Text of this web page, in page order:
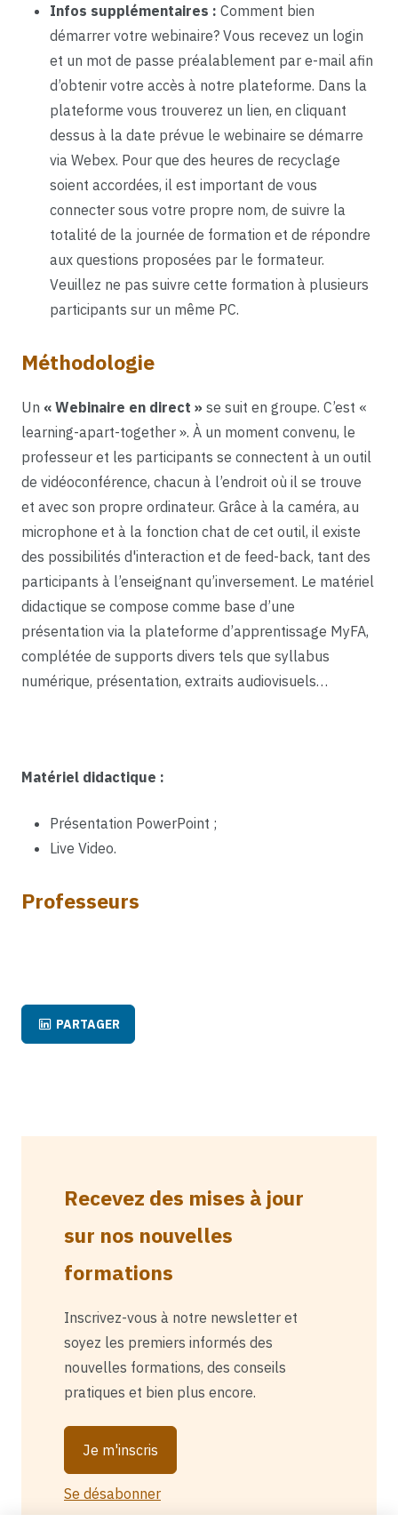
Infos supplémentaires : Comment bien
démarrer votre webinaire? Vous recevez un login
et un mot de passe préalablement par e-mail afin
d’obtenir votre accès à notre plateforme. Dans la
plateforme vous trouverez un lien, en cliquant
dessus à la date prévue le webinaire se démarre
via Webex. Pour que des heures de recyclage
soient accordées, il est important de vous
connecter sous votre propre nom, de suivre la
totalité de la journée de formation et de répondre
aux questions proposées par le formateur.
Veuillez ne pas suivre cette formation à plusieurs
participants sur un même PC.
Méthodologie
Un « Webinaire en direct » se suit en groupe. C’est «
learning-apart-together ». À un moment convenu, le
professeur et les participants se connectent à un outil
de vidéoconférence, chacun à l’endroit où il se trouve
et avec son propre ordinateur. Grâce à la caméra, au
microphone et à la fonction chat de cet outil, il existe
des possibilités d'interaction et de feed-back, tant des
participants à l’enseignant qu’inversement. Le matériel
didactique se compose comme base d’une
présentation via la plateforme d’apprentissage MyFA,
complétée de supports divers tels que syllabus
numérique, présentation, extraits audiovisuels…
Matériel didactique :
Présentation PowerPoint ;
Live Video.
Professeurs
PARTAGER
Recevez des mises à jour
sur nos nouvelles
formations
Inscrivez-vous à notre newsletter et
soyez les premiers informés des
nouvelles formations, des conseils
pratiques et bien plus encore.
Je m'inscris
Se désabonner